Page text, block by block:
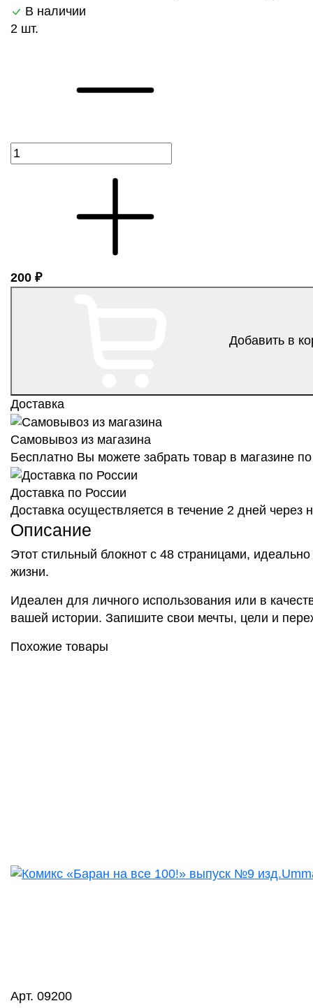
В наличии
2 шт.
200 ₽
Добавить в
Доставка
Самовывоз из магазина
Бесплатно Вы можете забрать товар в магазине
Доставка по России
Доставка осуществляется в течение 2 дней
Описание
Этот стильный блокнот с 48 страницами,
жизни.
Идеален для личного использования или в
вашей истории. Запишите свои мечты, цели и
Похожие товары
Арт. 09200